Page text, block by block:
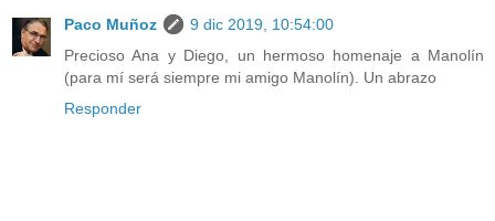
Paco Muñoz
9 dic 2019, 10:54:00
Precioso Ana y Diego, un hermoso homenaje a Manolín
(para mí será siempre mi amigo Manolín). Un abrazo
Responder